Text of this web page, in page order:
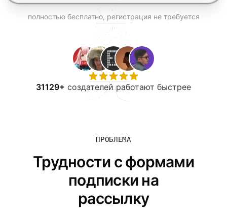
полностью бесплатно, регистрация не требуется
31129+ создателей работают быстрее
ПРОБЛЕМА
Трудности с формами
подписки на
рассылку